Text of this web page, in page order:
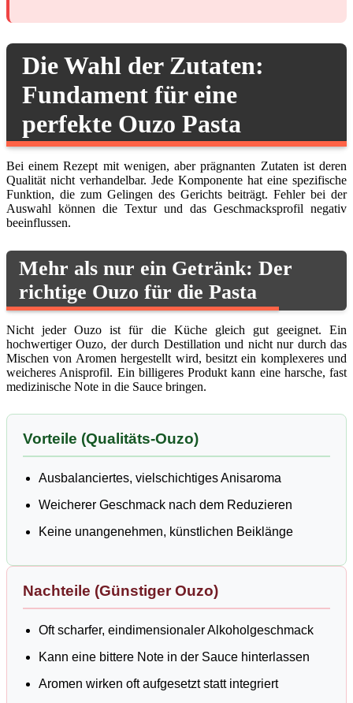
Die Wahl der Zutaten:
Fundament für eine
perfekte Ouzo Pasta
Bei einem Rezept mit wenigen, aber prägnanten Zutaten ist deren
Qualität nicht verhandelbar. Jede Komponente hat eine spezifische
Funktion, die zum Gelingen des Gerichts beiträgt. Fehler bei der
Auswahl können die Textur und das Geschmacksprofil negativ
beeinflussen.
Mehr als nur ein Getränk: Der
richtige Ouzo für die Pasta
Nicht jeder Ouzo ist für die Küche gleich gut geeignet. Ein
hochwertiger Ouzo, der durch Destillation und nicht nur durch das
Mischen von Aromen hergestellt wird, besitzt ein komplexeres und
weicheres Anisprofil. Ein billigeres Produkt kann eine harsche, fast
medizinische Note in die Sauce bringen.
Vorteile (Qualitäts-Ouzo)
Ausbalanciertes, vielschichtiges Anisaroma
Weicherer Geschmack nach dem Reduzieren
Keine unangenehmen, künstlichen Beiklänge
Nachteile (Günstiger Ouzo)
Oft scharfer, eindimensionaler Alkoholgeschmack
Kann eine bittere Note in der Sauce hinterlassen
Aromen wirken oft aufgesetzt statt integriert